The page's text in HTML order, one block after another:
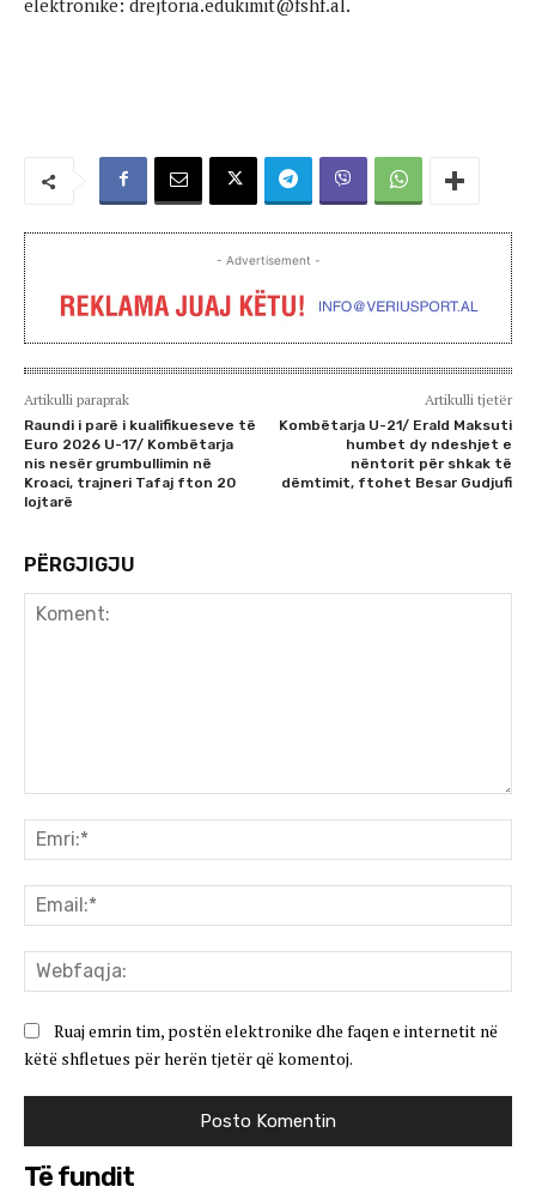
- Advertisement -
Artikulli paraprak
Raundi i parë i kualifikueseve të
Euro 2026 U-17/ Kombëtarja
nis nesër grumbullimin në
Kroaci, trajneri Tafaj fton 20
lojtarë
Artikulli tjetër
Kombëtarja U-21/ Erald Maksuti
humbet dy ndeshjet e
nëntorit për shkak të
dëmtimit, ftohet Besar Gudjufi
PËRGJIGJU
Ruaj emrin tim, postën elektronike dhe faqen e internetit në
këtë shfletues për herën tjetër që komentoj.
Të fundit